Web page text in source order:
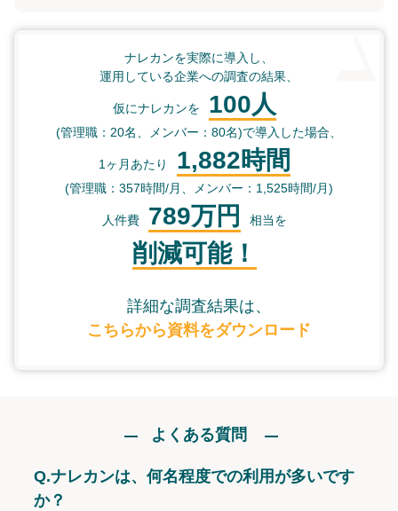
ナレカンを実際に導入し、
運用している企業への調査の結果、
仮にナレカンを 100人
(管理職：20名、メンバー：80名)で導入した場合、
1ヶ月あたり 1,882時間
(管理職：357時間/月、メンバー：1,525時間/月)
人件費 789万円 相当を
削減可能！
詳細な調査結果は、
こちらから資料をダウンロード
よくある質問
Q.ナレカンは、何名程度での利用が多いです
か？